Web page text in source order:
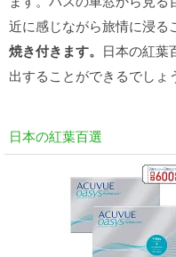
近に感じながら旅情に浸る
焼き付きます。 日本の紅葉
出することができるでしょ
日本の紅葉百選